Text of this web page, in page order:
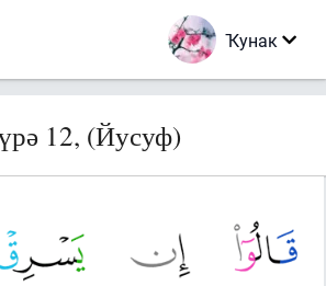
Ҡунак
12, (Йусуф)